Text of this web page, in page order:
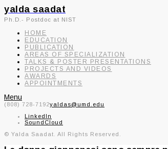
yalda saadat
Ph.D.- Postdoc at NIST
HOME
EDUCATION
PUBLICATION
AREAS OF SPECIALIZATION
TALKS & POSTER PRESENTATIONS
PROJECTS AND VIDEOS
AWARDS
APPOINTMENTS
Menu
(808) 728-7192yaldas@umd.edu
LinkedIn
SoundCloud
© Yalda Saadat. All Rights Reserved.